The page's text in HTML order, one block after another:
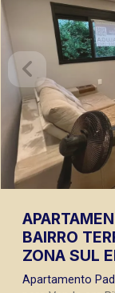
BAIRRO
ZONA SUL
Apartamento